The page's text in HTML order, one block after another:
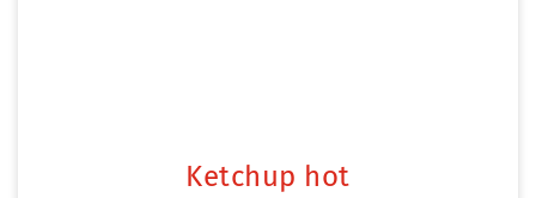
Ketchup hot